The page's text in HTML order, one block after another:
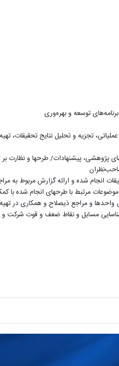
توسعه و بهره‌وری
تجزیه و تحلیل نتایج تحقیقات،
پژوهشی، پیشنهادات/ طرحها و نظارت
انجام شده و ارائه گزارش مربوط به
مرتبط با طرحهای انجام شده با
و مراجع ذیصلاح و همکاری در
مسایل و نقاط ضعف و قوت شرکت و